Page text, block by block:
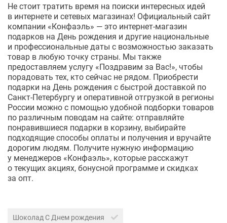
Не стоит тратить время на поиски интересных идей
в интернете и сетевых магазинах! Официальный сайт
компании «Конфаэль» — это интернет-магазин
подарков на День рождения и другие национальные
и профессиональные даты с возможностью заказать
товар в любую точку страны. Мы также
предоставляем услугу «Поздравим за Вас!», чтобы
порадовать тех, кто сейчас не рядом. Приобрести
подарки на День рождения с быстрой доставкой по
Санкт-Петербургу и оперативной отгрузкой в регионы
России можно с помощью удобной подборки товаров
по различным поводам на сайте: отправляйте
понравившиеся подарки в корзину, выбирайте
подходящие способы оплаты и получения и вручайте
дорогим людям. Получите нужную информацию
у менеджеров «Конфаэль», которые расскажут
о текущих акциях, бонусной программе и скидках
за опт.
Шоколад С Днем рождения